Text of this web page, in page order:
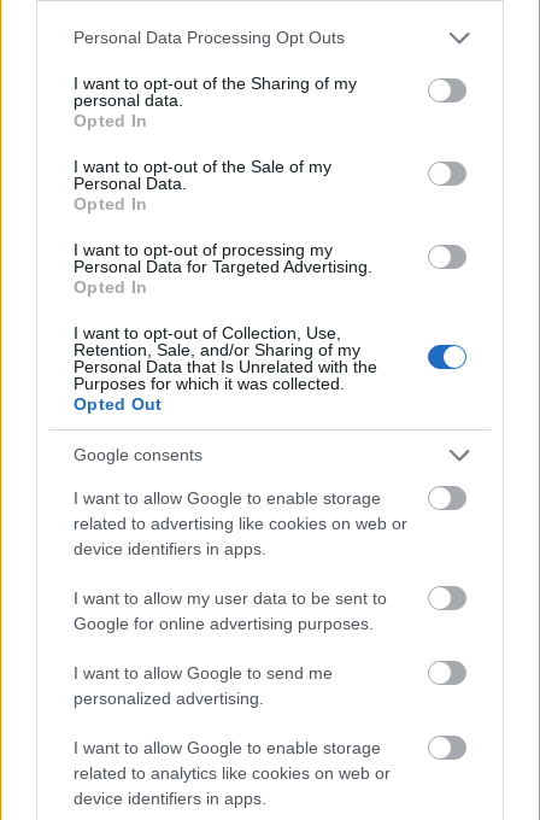
Please note that this website/app uses one or more Google
not limited to your visit or usage behaviour. You may click to
grant or deny consent to Google and its third-party tags to
use your data for below specified purposes in below Google
consent section.
Personal Data Processing Opt Outs
I want to opt-out of the Sharing of my
personal data.
Opted In
I want to opt-out of the Sale of my
Personal Data.
Opted In
I want to opt-out of processing my
Personal Data for Targeted Advertising.
Opted In
I want to opt-out of Collection, Use,
Retention, Sale, and/or Sharing of my
Personal Data that Is Unrelated with the
Purposes for which it was collected.
Opted Out
Google consents
I want to allow Google to enable storage
related to advertising like cookies on web or
device identifiers in apps.
I want to allow my user data to be sent to
Google for online advertising purposes.
I want to allow Google to send me
personalized advertising.
I want to allow Google to enable storage
related to analytics like cookies on web or
device identifiers in apps.
Határátkelő•2019. december 18.
Van egy olyasfajta honvágy, amit csak a
határátkelők érthetnek meg így, karácsony
környékén. Mert mondogathatjuk magunknak, hogy
„ez is csak egy olyan nap, mint a többi”, azért ez nem
teljesen igaz. "Legemlékezetesebb karácsonyom
határátkelőként" - írd meg a történeted a
Határátkelő karácsonyi…